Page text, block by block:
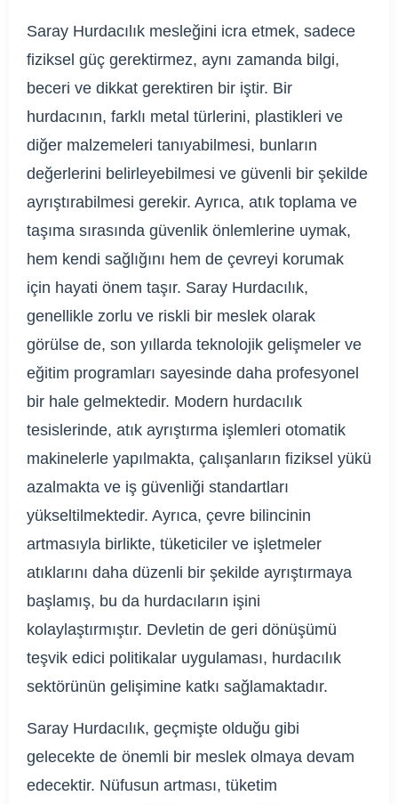
Saray Hurdacılık mesleğini icra etmek, sadece
fiziksel güç gerektirmez, aynı zamanda bilgi,
beceri ve dikkat gerektiren bir iştir. Bir
hurdacının, farklı metal türlerini, plastikleri ve
diğer malzemeleri tanıyabilmesi, bunların
değerlerini belirleyebilmesi ve güvenli bir şekilde
ayrıştırabilmesi gerekir. Ayrıca, atık toplama ve
taşıma sırasında güvenlik önlemlerine uymak,
hem kendi sağlığını hem de çevreyi korumak
için hayati önem taşır. Saray Hurdacılık,
genellikle zorlu ve riskli bir meslek olarak
görülse de, son yıllarda teknolojik gelişmeler ve
eğitim programları sayesinde daha profesyonel
bir hale gelmektedir. Modern hurdacılık
tesislerinde, atık ayrıştırma işlemleri otomatik
makinelerle yapılmakta, çalışanların fiziksel yükü
azalmakta ve iş güvenliği standartları
yükseltilmektedir. Ayrıca, çevre bilincinin
artmasıyla birlikte, tüketiciler ve işletmeler
atıklarını daha düzenli bir şekilde ayrıştırmaya
başlamış, bu da hurdacıların işini
kolaylaştırmıştır. Devletin de geri dönüşümü
teşvik edici politikalar uygulaması, hurdacılık
sektörünün gelişimine katkı sağlamaktadır.
Saray Hurdacılık, geçmişte olduğu gibi
gelecekte de önemli bir meslek olmaya devam
edecektir. Nüfusun artması, tüketim